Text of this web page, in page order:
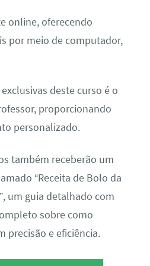
online, oferecendo
por meio de computador,
deste curso é o
proporcionando
personalizado.
também receberão um
“Receita de Bolo da
um guia detalhado com
sobre como
precisão e eficiência.